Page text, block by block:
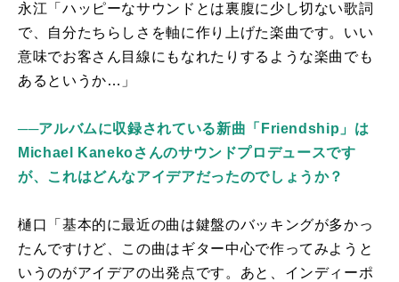
永江「ハッピーなサウンドとは裏腹に少し切ない歌詞
で、自分たちらしさを軸に作り上げた楽曲です。いい
意味でお客さん目線にもなれたりするような楽曲でも
あるというか…」
──アルバムに収録されている新曲「Friendship」は
Michael Kanekoさんのサウンドプロデュースです
が、これはどんなアイデアだったのでしょうか？
樋口「基本的に最近の曲は鍵盤のバッキングが多かっ
たんですけど、この曲はギター中心で作ってみようと
いうのがアイデアの出発点です。あと、インディーポ